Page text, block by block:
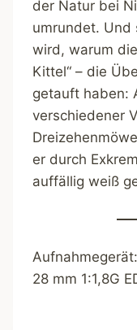
der Natur bei
umrundet. Und
wird, warum
Kittel“ – die
getauft haben:
verschiedener
er durch
auffällig weiß
28 mm 1:1,8G